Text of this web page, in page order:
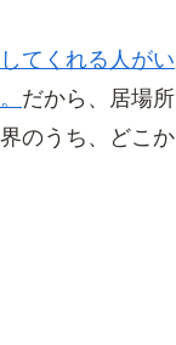
てくれる人がい
だから、居場所
のうち、どこか